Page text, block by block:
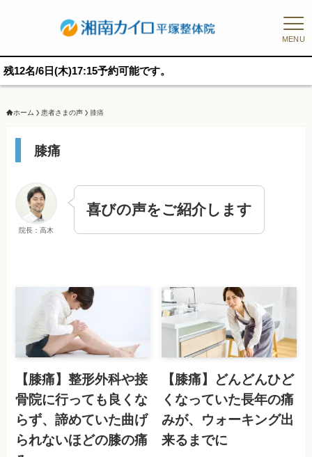
MENU
(木)17:15予約可能です。
ホーム 患者さまの声 膝痛
膝痛
院長：高木
喜びの声をご紹介します
【膝痛】整形外科や接
骨院に行っても良くな
らず、諦めていた曲げ
られないほどの膝の痛
【膝痛】どんどんひど
くなっていた長年の痛
みが、ウォーキング出
来るまでに